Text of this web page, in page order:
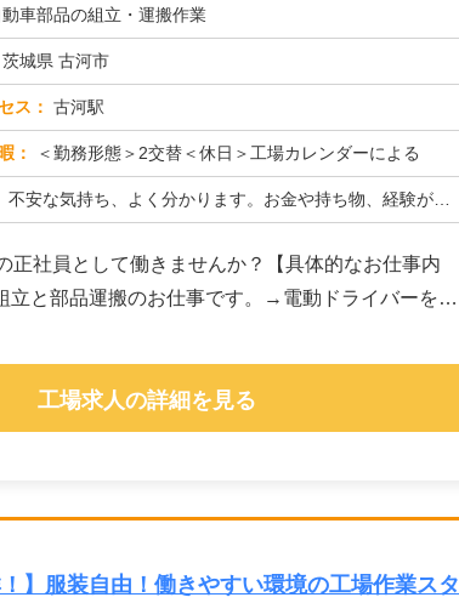
動車部品の組立・運搬作業
茨城県 古河市
ス： 古河駅
： ＜勤務形態＞2交替＜休日＞工場カレンダーによる
不安な気持ち、よく分かります。お金や持ち物、経験がなくても大丈夫！→ 株式会社京栄センターでは、未経験者多数活躍中...
正社員として働きませんか？【具体的なお仕事内
と部品運搬のお仕事です。→電動ドライバーを使
工場求人の詳細を見る
】服装自由！働きやすい環境の工場作業スタ